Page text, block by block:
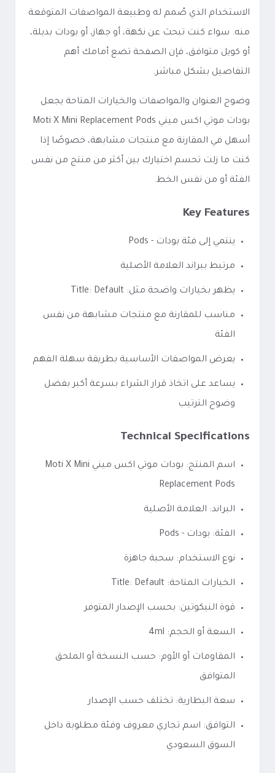
الاستخدام الذي صُمم له وطبيعة المواصفات المتوقعة
منه. سواء كنت تبحث عن نكهة، أو جهاز، أو بودات بديلة،
أو كويل متوافق، فإن الصفحة تضع أمامك أهم
التفاصيل بشكل مباشر.
وضوح العنوان والمواصفات والخيارات المتاحة يجعل
بودات موتي اكس ميني Moti X Mini Replacement Pods
أسهل في المقارنة مع منتجات مشابهة، خصوصًا إذا
كنت ما زلت تحسم اختيارك بين أكثر من منتج من نفس
الفئة أو من نفس الخط.
Key Features
ينتمي إلى فئة بودات - Pods
مرتبط ببراند العلامة الأصلية
يظهر بخيارات واضحة مثل: Title: Default
مناسب للمقارنة مع منتجات مشابهة من نفس
الفئة
يعرض المواصفات الأساسية بطريقة سهلة الفهم
يساعد على اتخاذ قرار الشراء بسرعة أكبر بفضل
وضوح الترتيب
Technical Specifications
اسم المنتج: بودات موتي اكس ميني Moti X Mini
Replacement Pods
البراند: العلامة الأصلية
الفئة: بودات - Pods
نوع الاستخدام: سحبة جاهزة
الخيارات المتاحة: Title: Default
قوة النيكوتين: بحسب الإصدار المتوفر
السعة أو الحجم: 4ml
المقاومات أو الأوم: حسب النسخة أو الملحق
المتوافق
سعة البطارية: تختلف حسب الإصدار
التوافق: اسم تجاري معروف وفئة مطلوبة داخل
السوق السعودي